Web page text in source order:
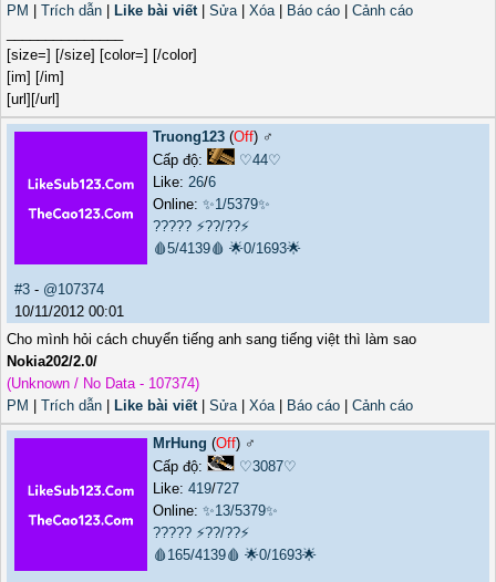
PM Trích dẫn Like bài viết| Sửa| Xóa| Báo cáo
Cảnh cáo
[size=] [/size] [color=] [/color]
[im] [/im]
[url][/url]
Truong123 (Off) ♂️
Cấp độ:
♡44♡
Like: 26/6
Online: ✨1/5379✨
????? ⚡??/??⚡
🩸5/4139🩸 🌟0/1693🌟
#3 - @107374
10/11/2012 00:01
Cho mình hỏi cách chuyển tiếng anh sang tiếng việt thì làm sao
Nokia202/2.0/
(Unknown / No Data - 107374)
PM
Trích dẫn Like bài viết| Sửa| Xóa| Báo cáo Cảnh cáo
MrHung (Off) ♂️
Cấp độ:
♡3087♡
Like: 419/727
Online: ✨13/5379✨
????? ⚡??/??⚡
🩸165/4139🩸 🌟0/1693🌟